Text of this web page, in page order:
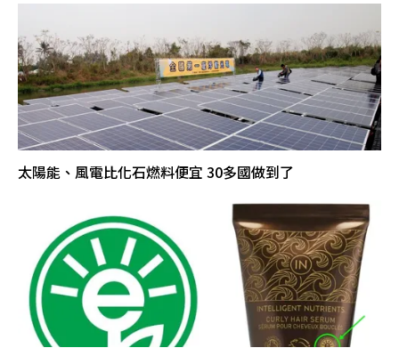
太陽能、風電比化石燃料便宜 30多國做到了